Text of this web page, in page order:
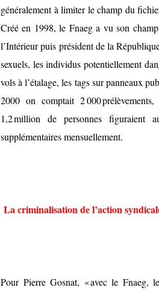
généralement à limiter le champ du
Créé en 1998, le Fnaeg a vu son
l’Intérieur puis président de la
sexuels, les individus potentiellement
vols à l’étalage, les tags sur panneaux
2000 on comptait 2 000
1,2 million de personnes figuraient
supplémentaires mensuellement.
La criminalisation de l’action
Pour Pierre Gosnat, « avec le Fnaeg,